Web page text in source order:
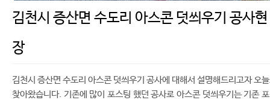
김천시 증산면 수도리 아스콘 덧씌우기 공사현
장
김천시 증산면 수도리 아스콘 덧씌우기 공사에 대해서 설명해드리고자 오
찾아왔습니다. 기존에 많이 포스팅 했던 공사로 아스콘 덧씌우기는 기존